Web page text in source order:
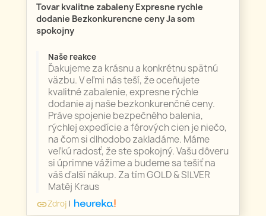
Tovar kvalitne zabaleny Expresne rychle
dodanie Bezkonkurencne ceny Ja som
spokojny
Naše reakce
Ďakujeme za krásnu a konkrétnu spätnú
väzbu. V eľmi nás teší, že oceňujete
kvalitné zabalenie, expresne rýchle
dodanie aj naše bezkonkurenčné ceny.
Práve spojenie bezpečného balenia,
rýchlej expedície a férových cien je niečo,
na čom si dlhodobo zakladáme. Máme
veľkú radosť, že ste spokojný. Vašu dôveru
si úprimne vážime a budeme sa tešiť na
váš ďalší nákup. Za tím GOLD & SILVER
Matěj Kraus
linkZdroj |